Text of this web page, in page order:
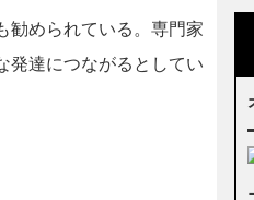
勧められている。専門家
発達につながるとしてい